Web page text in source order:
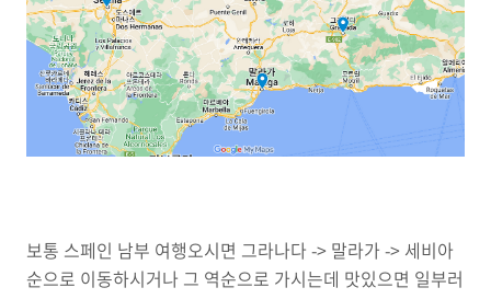
보통 스페인 남부 여행오시면 그라나다 -> 말라가 -> 세비아
순으로 이동하시거나 그 역순으로 가시는데 맛있으면 일부러